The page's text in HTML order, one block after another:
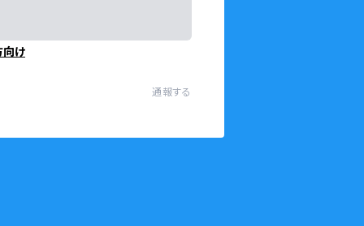
向け
通報する